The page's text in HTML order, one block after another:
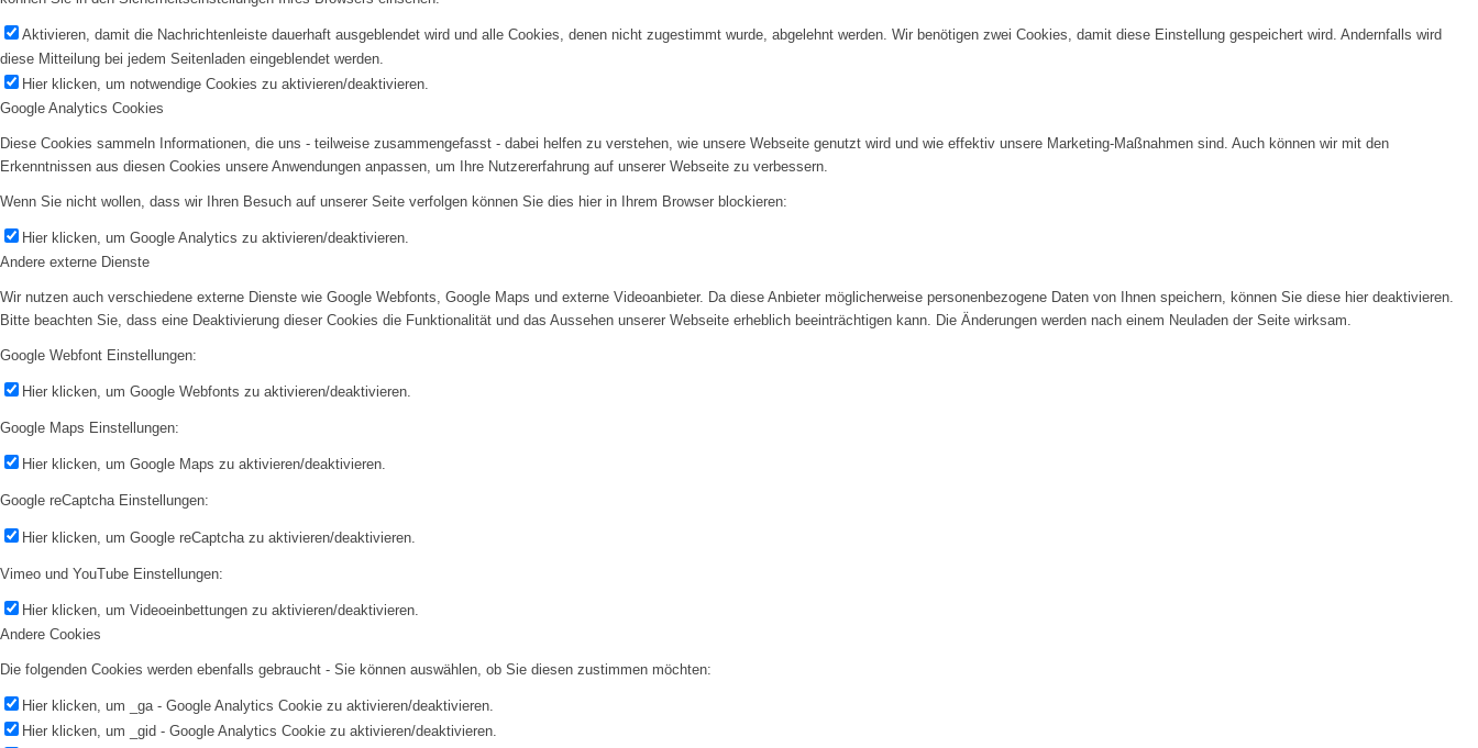
Aktivieren, damit die Nachrichtenleiste dauerhaft ausgeblendet wird und alle Cookies, denen nicht zugestimmt wurde, abgelehnt werden. Wir benötigen zwei Cookies, damit diese Einstellung gespeichert wird. Andernfalls wird
diese Mitteilung bei jedem Seitenladen eingeblendet werden.
Hier klicken, um notwendige Cookies zu aktivieren/deaktivieren.
Google Analytics Cookies
Diese Cookies sammeln Informationen, die uns - teilweise zusammengefasst - dabei helfen zu verstehen, wie unsere Webseite genutzt wird und wie effektiv unsere Marketing-Maßnahmen sind. Auch können wir mit den
Erkenntnissen aus diesen Cookies unsere Anwendungen anpassen, um Ihre Nutzererfahrung auf unserer Webseite zu verbessern.
Wenn Sie nicht wollen, dass wir Ihren Besuch auf unserer Seite verfolgen können Sie dies hier in Ihrem Browser blockieren:
Hier klicken, um Google Analytics zu aktivieren/deaktivieren.
Andere externe Dienste
Wir nutzen auch verschiedene externe Dienste wie Google Webfonts, Google Maps und externe Videoanbieter. Da diese Anbieter möglicherweise personenbezogene Daten von Ihnen speichern, können Sie diese hier deaktivieren.
Bitte beachten Sie, dass eine Deaktivierung dieser Cookies die Funktionalität und das Aussehen unserer Webseite erheblich beeinträchtigen kann. Die Änderungen werden nach einem Neuladen der Seite wirksam.
Google Webfont Einstellungen:
Hier klicken, um Google Webfonts zu aktivieren/deaktivieren.
Google Maps Einstellungen:
Hier klicken, um Google Maps zu aktivieren/deaktivieren.
Google reCaptcha Einstellungen:
Hier klicken, um Google reCaptcha zu aktivieren/deaktivieren.
Vimeo und YouTube Einstellungen:
Hier klicken, um Videoeinbettungen zu aktivieren/deaktivieren.
Andere Cookies
Die folgenden Cookies werden ebenfalls gebraucht - Sie können auswählen, ob Sie diesen zustimmen möchten:
Hier klicken, um _ga - Google Analytics Cookie zu aktivieren/deaktivieren.
Hier klicken, um _gid - Google Analytics Cookie zu aktivieren/deaktivieren.